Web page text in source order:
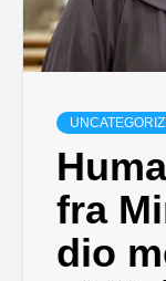
fra
dio